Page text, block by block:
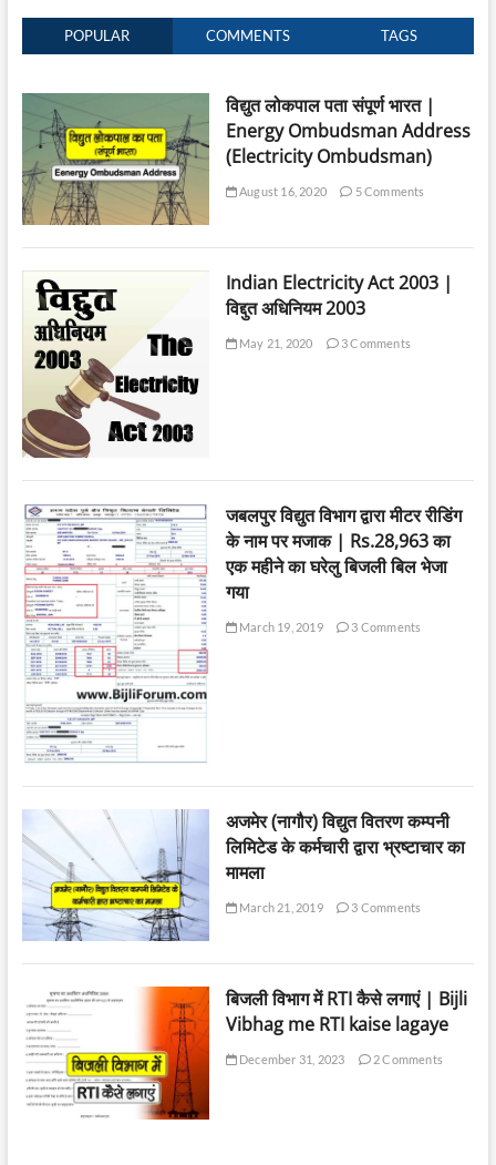
POPULAR COMMENTS TAGS
विद्युत लोकपाल पता संपूर्ण भारत |
Energy Ombudsman Address
(Electricity Ombudsman)
August 16, 2020 5 Comments
Indian Electricity Act 2003 |
विद्दुत अधिनियम 2003
May 21, 2020 3 Comments
जबलपुर विद्युत विभाग द्वारा मीटर रीडिंग
के नाम पर मजाक | Rs.28,963 का
एक महीने का घरेलु बिजली बिल भेजा
गया
March 19, 2019 3 Comments
अजमेर (नागौर) विद्युत वितरण कम्पनी
लिमिटेड के कर्मचारी द्वारा भ्रष्टाचार का
मामला
March 21, 2019 3 Comments
बिजली विभाग में RTI कैसे लगाएं | Bijli
Vibhag me RTI kaise lagaye
December 31, 2023 2 Comments